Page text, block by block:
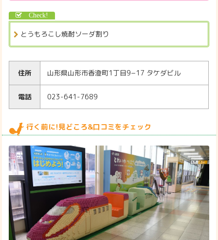
とうもろこし焼酎ソーダ割り
住所 山形県山形市香澄町1丁目9−17 タケダビル
電話 023-641-7689
行く前に!見どころ&口コミをチェック